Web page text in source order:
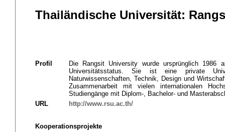
Thailändische Universität:
Profil
Die Rangsit University wurde ursprünglich
Universitätsstatus. Sie ist eine private
Naturwissenschaften, Technik, Design und
Zusammenarbeit mit vielen internationalen
Studiengänge mit Diplom-, Bachelor- und
URL
http://www.rsu.ac.th/
Kooperationsprojekte